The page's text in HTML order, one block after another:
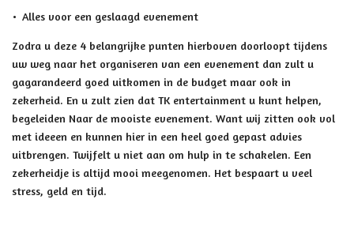
Alles voor een geslaagd evenement
Zodra u deze 4 belangrijke punten hierboven doorloopt tijdens
uw weg naar het organiseren van een evenement dan zult u
gagarandeerd goed uitkomen in de budget maar ook in
zekerheid. En u zult zien dat TK entertainment u kunt helpen,
begeleiden Naar de mooiste evenement. Want wij zitten ook vol
met ideeen en kunnen hier in een heel goed gepast advies
uitbrengen. Twijfelt u niet aan om hulp in te schakelen. Een
zekerheidje is altijd mooi meegenomen. Het bespaart u veel
stress, geld en tijd.